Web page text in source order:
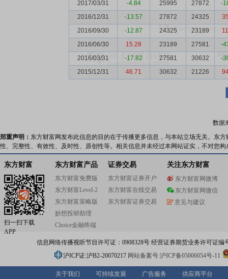
2017/03/31
-4.84 25995 27872
-
2016/12/31
-13.57 27872 24325
2016/09/30
-12.87 24325 23189
2016/06/30
15.28 23189 27581
-
2016/03/31
-17.82 27581 30632
-
2015/12/31
46.71 30632 21226
数据
郑重声明： 东方财富网发布此信息的目的在于传播更多信息，与本站立场无关。东
性、完整性、有效性、及时性、原创性等。相关信息并未经过本网站证实，不对您
东方财富
扫一扫下载
APP
东方财富产品
东方财富免费版
东方财富Level-2
东方财富策略版
妙想投研助理
Choice金融终端
证券交易
东方财富证券开户
东方财富在线交易
东方财富证券交易
关注东方财富
东方财富网微博
东方财富网微信
意见与建议
信息网络传播视听节目许可证：0908328号 经营证券期货业务许可证编
沪ICP证:沪B2-20070217 网站备案号:沪ICP备05006054号-11
关于我们 可持续发展 广告服务 供应商平台